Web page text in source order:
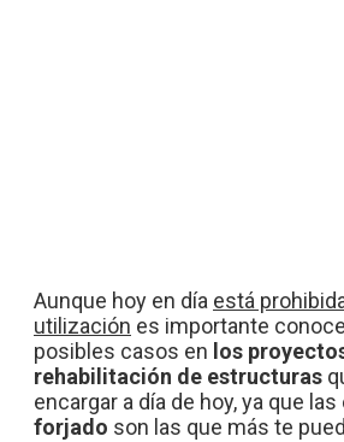
Aunque hoy en día está
utilización es importante
posibles casos en los
rehabilitación de estructuras
encargar a día de hoy, ya que las
forjado son las que más te